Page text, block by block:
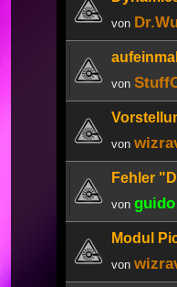
von
von
von
Fehler
von guido
Modul
von